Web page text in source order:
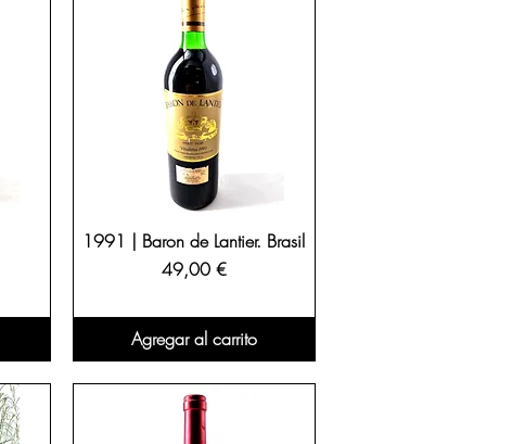
1991 | Baron de Lantier. Brasil
Precio
49,00 €
Agregar al carrito